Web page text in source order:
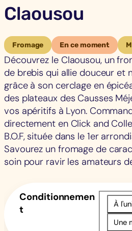
Claousou
Fromage En ce moment
Découvrez le Claousou, un
de brebis qui allie douceur et
grâce à son cerclage en
des plateaux des Causses
vos apéritifs à Lyon.
directement en Click and
B.O.F, située dans le 1er
Savourez un fromage de
soin pour ravir les amateurs
Conditionnemen
t
À
Une